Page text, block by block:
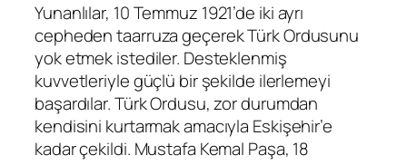
Yunanlılar, 10 Temmuz 1921’de iki ayrı
cepheden taarruza geçerek Türk Ordusunu
yok etmek istediler. Desteklenmiş
kuvvetleriyle güçlü bir şekilde ilerlemeyi
başardılar. Türk Ordusu, zor durumdan
kendisini kurtarmak amacıyla Eskişehir’e
kadar çekildi. Mustafa Kemal Paşa, 18